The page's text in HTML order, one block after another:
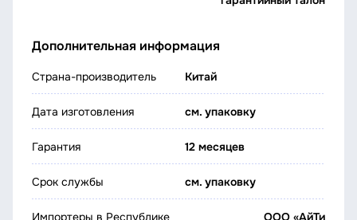
Дополнительная информация
Страна-производитель Китай
Дата изготовления см. упаковку
Гарантия 12 месяцев
Срок службы см. упаковку
Импортеры в Республике
ООО «АйТи